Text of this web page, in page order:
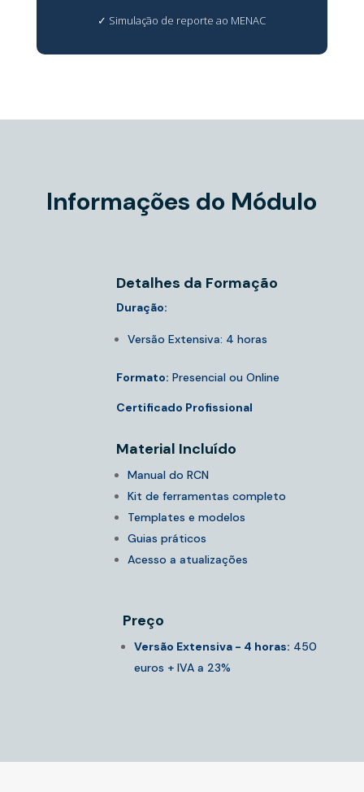
✓ Simulação de reporte ao MENAC
Informações do Módulo
Detalhes da Formação
Duração:
Versão Extensiva: 4 horas
Formato: Presencial ou Online
Certificado Profissional
Material Incluído
Manual do RCN
Kit de ferramentas completo
Templates e modelos
Guias práticos
Acesso a atualizações
Preço
Versão Extensiva - 4 horas: 450
euros + IVA a 23%